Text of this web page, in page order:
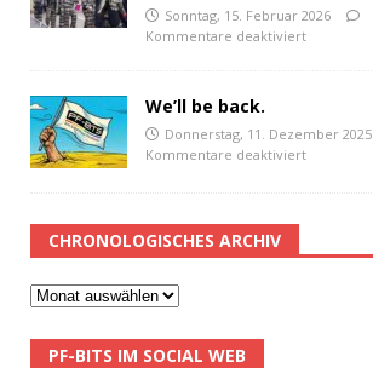
Sonntag, 15. Februar 2026
Kommentare deaktiviert
We’ll be back.
Donnerstag, 11. Dezember 2025
Kommentare deaktiviert
CHRONOLOGISCHES ARCHIV
PF-BITS IM SOCIAL WEB